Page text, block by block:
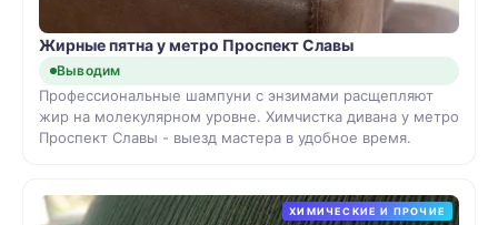
Жирные пятна у метро Проспект Славы
Выводим
Профессиональные шампуни с энзимами расщепляют
жир на молекулярном уровне. Химчистка дивана у метро
Проспект Славы - выезд мастера в удобное время.
ХИМИЧЕСКИЕ И ПРОЧИЕ